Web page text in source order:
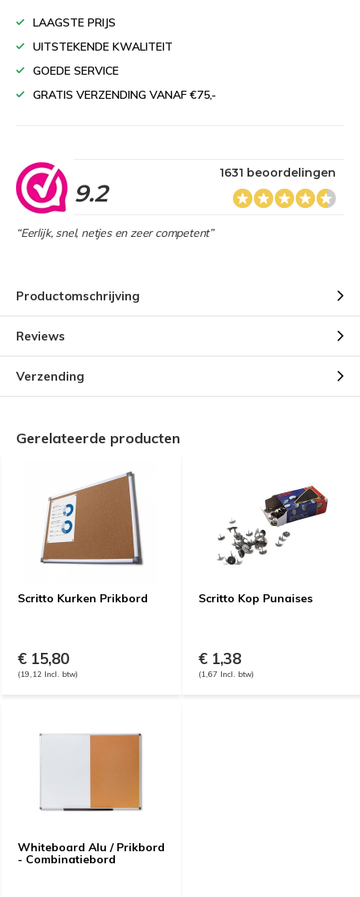
LAAGSTE PRIJS
UITSTEKENDE KWALITEIT
GOEDE SERVICE
GRATIS VERZENDING VANAF €75,-
9.2
1631 beoordelingen
“Eerlijk, snel, netjes en zeer competent”
Productomschrijving
Reviews
Verzending
Gerelateerde producten
Scritto Kurken Prikbord
€ 15,80
(19,12 Incl. btw)
Scritto Kop Punaises
€ 1,38
(1,67 Incl. btw)
Whiteboard Alu / Prikbord
- Combinatiebord